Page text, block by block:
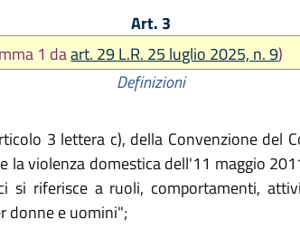
Art. 3
1 daart. 29 L.R. 25 luglio 2025, n. 9)
Definizioni
3 lettera c), della Convenzione del
violenza domestica dell'11 maggio
si riferisce a ruoli, comportamenti,
donne e uomini";